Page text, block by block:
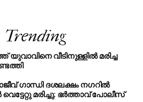
Trending
വീടിനുള്ളിൽ മരിച്ച
ഗാന്ധി ദശലക്ഷം നഗറിൽ
വെട്ടേറ്റു മരിച്ചു: ഭർത്താവ് പോലീസ്